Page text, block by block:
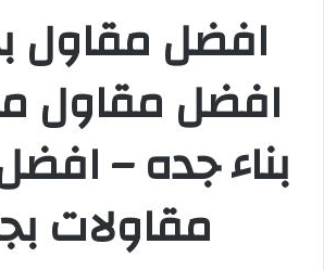
افضل مقاول
افضل مقاول
بناء جده –
مقاولات